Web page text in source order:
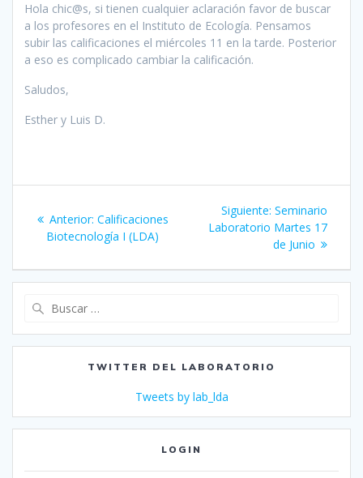
Hola chic@s, si tienen cualquier aclaración favor de buscar
a los profesores en el Instituto de Ecología. Pensamos
subir las calificaciones el miércoles 11 en la tarde. Posterior
a eso es complicado cambiar la calificación.
Saludos,
Esther y Luis D.
de
entradas
Anterior: Entrada
anterior:
Calificaciones
Biotecnología I (LDA)
Siguiente: Siguiente
entrada:
Seminario
Laboratorio Martes 17
de Junio
TWITTER DEL LABORATORIO
Tweets by lab_lda
LOGIN